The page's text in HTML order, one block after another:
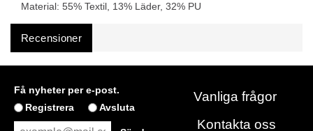
Material: 55% Textil, 13% Läder, 32% PU
Recensioner
Få nyheter per e-post.
Registrera
Avsluta
Vanliga frågor
Kontakta oss